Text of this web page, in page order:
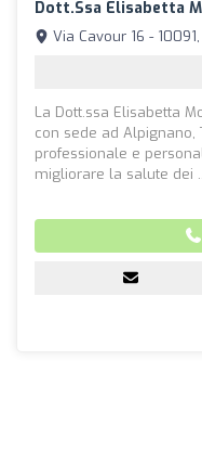
Dott.ssa Elisabetta
Via Cavour 16 -
La Dott.ssa Elisabetta
con sede ad Alpignano,
professionale e
migliorare la salute dei